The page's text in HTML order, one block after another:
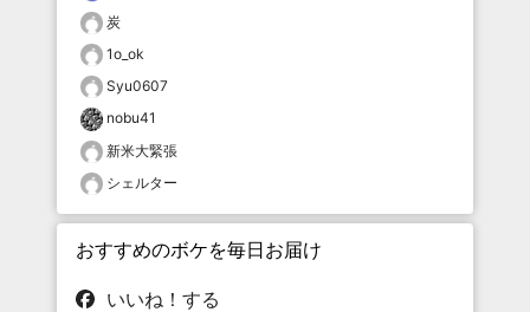
炭
1o_ok
Syu0607
nobu41
新米大緊張
シェルター
おすすめのボケを毎日お届け
いいね！する